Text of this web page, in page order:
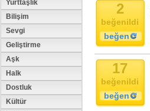
Yurttaşlık
Bilişim
Sevgi
Geliştirme
Aşk
Halk
Dostluk
Kültür
2
beğenildi
beğen
17
beğenildi
beğen